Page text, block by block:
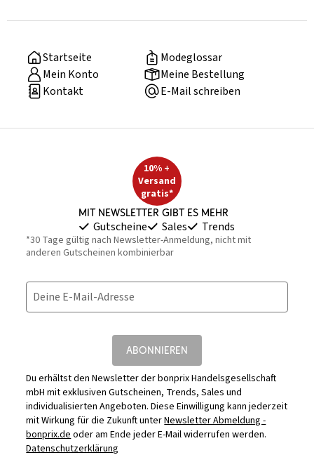
Startseite
Modeglossar
Mein Konto
Meine Bestellung
Kontakt
E-Mail schreiben
10% +
Versand
gratis*
Mit Newsletter gibt es mehr
Gutscheine Sales Trends
*30 Tage gültig nach Newsletter-Anmeldung, nicht mit
anderen Gutscheinen kombinierbar
Deine E-Mail-Adresse
ABONNIEREN
Du erhältst den Newsletter der bonprix Handelsgesellschaft
mbH mit exklusiven Gutscheinen, Trends, Sales und
individualisierten Angeboten. Diese Einwilligung kann jederzeit
mit Wirkung für die Zukunft unterNewsletter Abmeldung -
bonprix.deoder am Ende jeder E-Mail widerrufen werden.
Datenschutzerklärung